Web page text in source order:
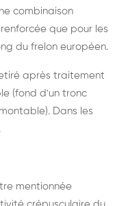
combinaison
que pour les
du frelon européen.
après traitement
(fond d'un tronc
Dans les
mentionnée